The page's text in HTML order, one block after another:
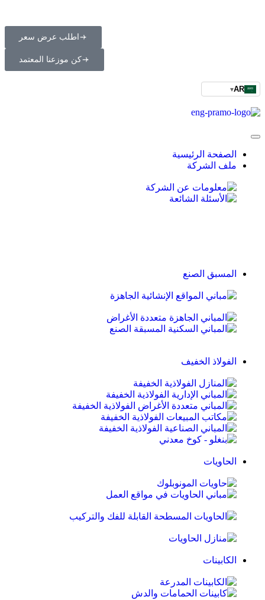
اطلب عرض سعر
كن موزعنا المعتمد
AR
▾
الصفحة الرئيسية
ملف الشركة
المسبق الصنع
الفولاذ الخفيف
الحاويات
الكابينات